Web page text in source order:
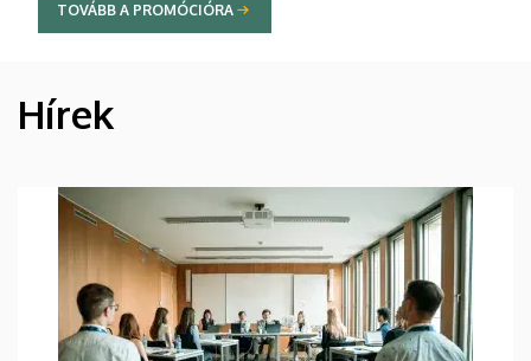
TOVÁBB A PROMÓCIÓRA
HÍREK
Hírek